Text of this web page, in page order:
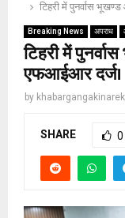
टिहरी में पुनर्वास
Breaking News अपराध
टिहरी में
एफआईआर दर्ज।
by
SHARE 0